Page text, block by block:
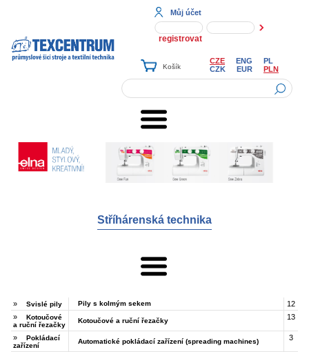
Můj účet
registrovat
CZE ENG
PL
CZK
EUR PLN
Stříhárenská technika
» Svislé pily Pily s kolmým sekem
12
»
Kotoučové
a ruční řezačky
Kotoučové a ruční řezačky 13
»
Pokládací
zařízení
Automatické pokládací zařízení (spreading machines) 3